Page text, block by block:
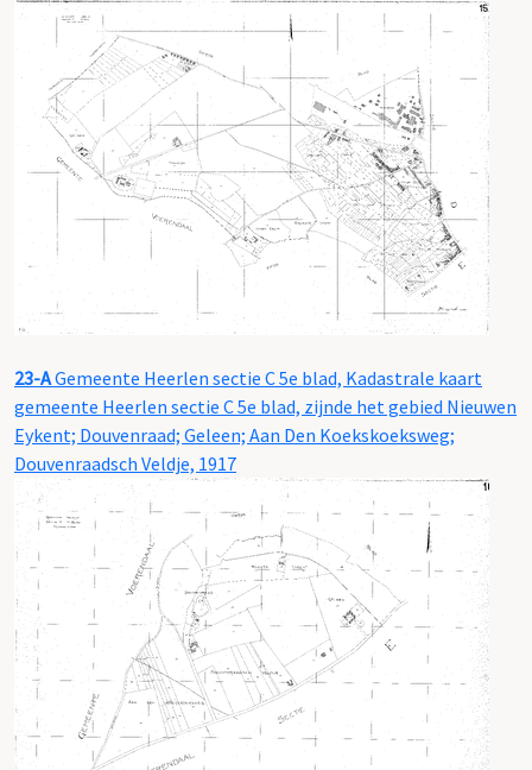
23-AGemeente Heerlen sectie C 5e blad, Kadastrale kaart
gemeente Heerlen sectie C 5e blad, zijnde het gebied Nieuwen
Eykent; Douvenraad; Geleen; Aan Den Koekskoeksweg;
Douvenraadsch Veldje, 1917